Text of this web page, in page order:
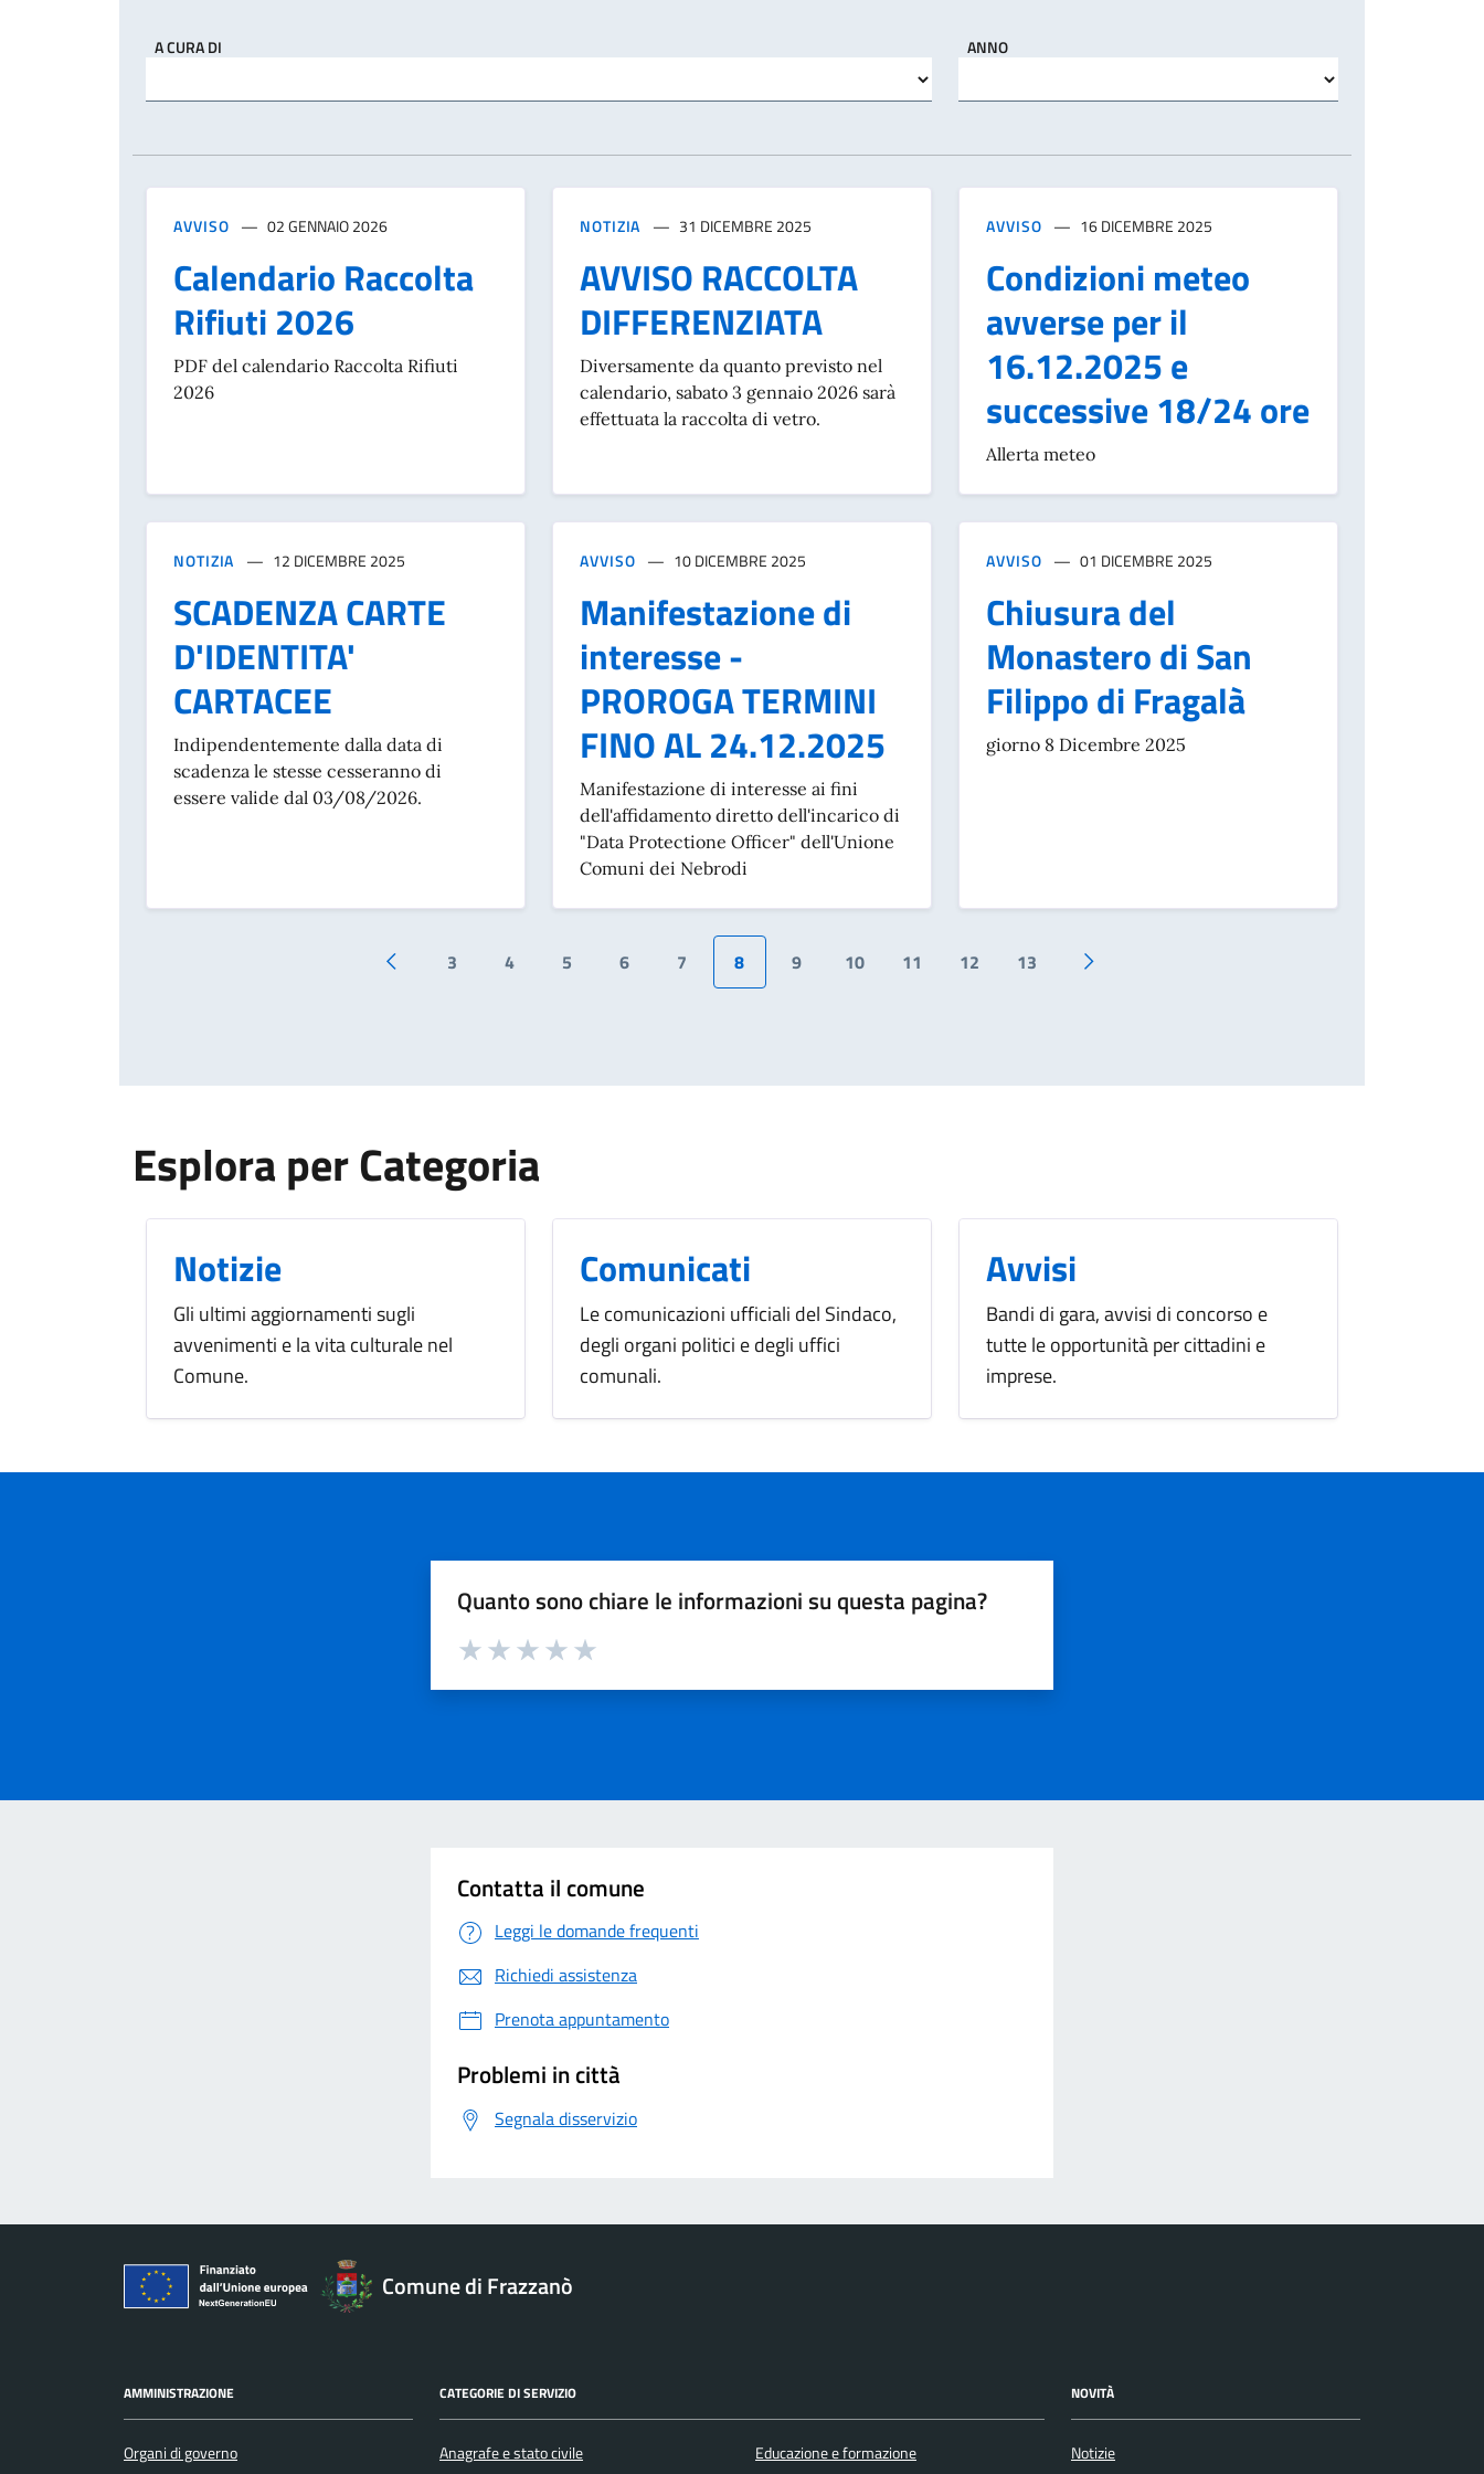
A CURA DI ANNO
AVVISO 02 GENNAIO 2026
Calendario Raccolta
Rifiuti 2026
PDF del calendario Raccolta Rifiuti
2026
NOTIZIA 31 DICEMBRE 2025
AVVISO RACCOLTA
DIFFERENZIATA
Diversamente da quanto previsto nel
calendario, sabato 3 gennaio 2026 sarà
effettuata la raccolta di vetro.
AVVISO 16 DICEMBRE 2025
Condizioni meteo
avverse per il
16.12.2025 e
successive 18/24 ore
Allerta meteo
NOTIZIA 12 DICEMBRE 2025
SCADENZA CARTE
D'IDENTITA'
CARTACEE
Indipendentemente dalla data di
scadenza le stesse cesseranno di
essere valide dal 03/08/2026.
AVVISO 10 DICEMBRE 2025
Manifestazione di
interesse -
PROROGA TERMINI
FINO AL 24.12.2025
Manifestazione di interesse ai fini
dell'affidamento diretto dell'incarico di
"Data Protectione Officer" dell'Unione
Comuni dei Nebrodi
AVVISO 01 DICEMBRE 2025
Chiusura del
Monastero di San
Filippo di Fragalà
giorno 8 Dicembre 2025
Pagina precedente
3 4 5 6 7 8 9 10 11 12 13
Pagina successiva
Esplora per Categoria
Notizie
Gli ultimi aggiornamenti sugli
avvenimenti e la vita culturale nel
Comune.
Comunicati
Le comunicazioni ufficiali del Sindaco,
degli organi politici e degli uffici
comunali.
Avvisi
Bandi di gara, avvisi di concorso e
tutte le opportunità per cittadini e
imprese.
Quanto sono chiare le informazioni su questa pagina?
Contatta il comune
Leggi le domande frequenti
Richiedi assistenza
Prenota appuntamento
Problemi in città
Segnala disservizio
Comune di Frazzanò
AMMINISTRAZIONE
Organi di governo
CATEGORIE DI SERVIZIO
Anagrafe e stato civile
Educazione e formazione
NOVITÀ
Notizie